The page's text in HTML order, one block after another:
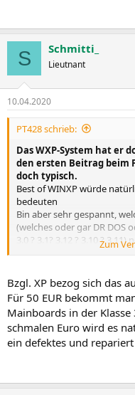
S Schmitti_
Lieutnant
10.04.2020
PT428 schrieb:
Das WXP-System hat er
den ersten Beitrag beim
doch typisch.
Best of WINXP würde
bedeuten
Bin aber sehr gespannt,
(welches oder gar DR DOS
3.0 ? 3.1? 3.12 ? 3.10 ? 3.11)
Denn funktionstüchtige
Original gar nicht verfügbar.
Und 486DX ab 2-66 wurden
macht ja "Best of" . Bin
Wünsche dem
Zum
Bzgl. XP bezog sich das
Für 50 EUR bekommt
Mainboards in der Klasse
schmalen Euro wird es
ein defektes und repariert